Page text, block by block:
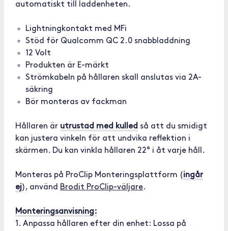
automatiskt till laddenheten.
Lightningkontakt med MFi
Stöd för Qualcomm QC 2.0 snabbladdning
12 Volt
Produkten är E-märkt
Strömkabeln på hållaren skall anslutas via 2A-
säkring
Bör monteras av fackman
Hållaren är utrustad med kulled så att du smidigt
kan justera vinkeln för att undvika reflektion i
skärmen. Du kan vinkla hållaren 22° i åt varje håll.
Monteras på ProClip Monteringsplattform (ingår
ej), använd Brodit ProClip-väljare.
Monteringsanvisning:
1. Anpassa hållaren efter din enhet: Lossa på